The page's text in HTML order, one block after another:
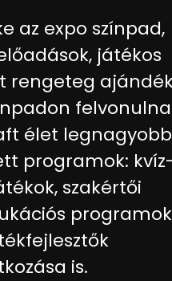
az expo színpad,
játékos
rengeteg
élet legnagyobb
programok:
szakértői
programok
is.